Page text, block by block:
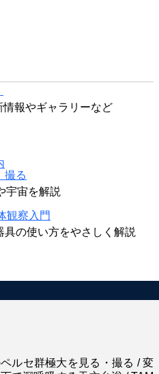
情報やギャラリーなど
撮る
宇宙を解説
観察入門
具の使い方をやさしく解説
ルセ群極大を見る・撮る / 変